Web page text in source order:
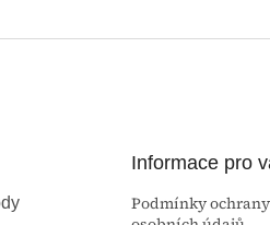
Informace pro
Podmínky ochrany